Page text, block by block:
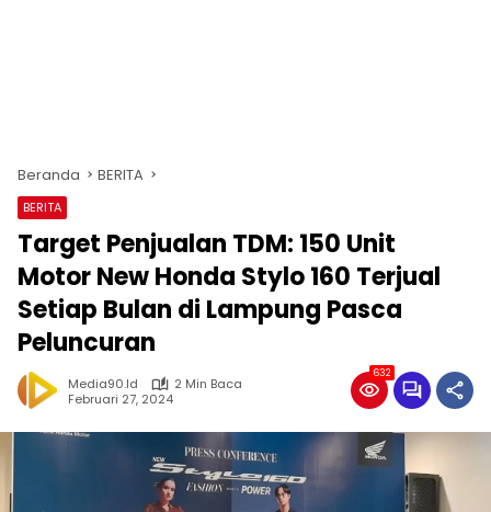
Beranda BERITA
BERITA
Target Penjualan TDM: 150 Unit
Motor New Honda Stylo 160 Terjual
Setiap Bulan di Lampung Pasca
Peluncuran
Media90.id
2 Min Baca
Februari 27, 2024
632